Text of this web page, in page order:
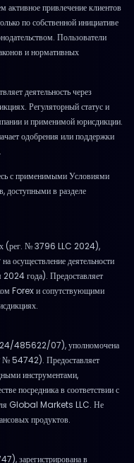
привлечение клиентов
по собственной инициативе
Пользователи
и нормативных
деятельность через
Регуляторный статус и
и применимой юрисдикции.
одобрения или поддержки
с применимыми Условиями
доступными в разделе
(рег. № 3796 LLC 2024),
деятельности
года). Предоставляет
Forex и сопутствующими
485622/07), уполномочена
Предоставляет
инструментами,
посредника в соответствии с
для Global Markets LLC. Не
продуктов.
зарегистрирована в